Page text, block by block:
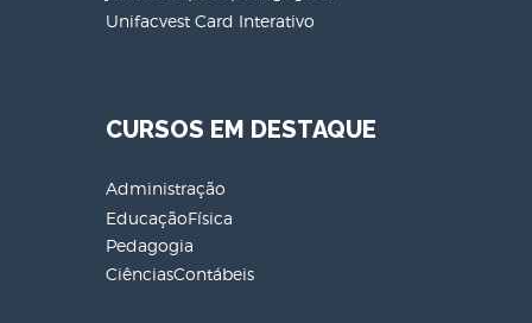
Unifacvest Card Interativo
CURSOS EM DESTAQUE
Administração
EducaçãoFísica
Pedagogia
CiênciasContábeis